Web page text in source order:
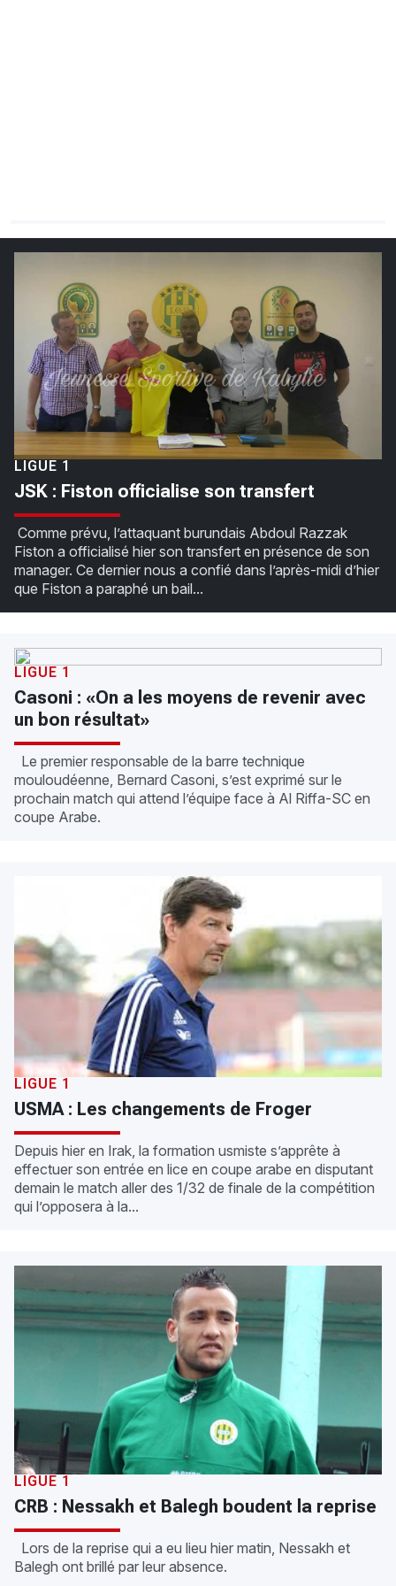
LIGUE 1
JSK : Fiston officialise son transfert
Comme prévu, l’attaquant burundais Abdoul Razzak
Fiston a officialisé hier son transfert en présence de son
manager. Ce dernier nous a confié dans l’après-midi d’hier
que Fiston a paraphé un bail...
LIGUE 1
Casoni : «On a les moyens de revenir avec
un bon résultat»
Le premier responsable de la barre technique
mouloudéenne, Bernard Casoni, s’est exprimé sur le
prochain match qui attend l’équipe face à Al Riffa-SC en
coupe Arabe.
LIGUE 1
USMA : Les changements de Froger
Depuis hier en Irak, la formation usmiste s’apprête à
effectuer son entrée en lice en coupe arabe en disputant
demain le match aller des 1/32 de finale de la compétition
qui l’opposera à la...
LIGUE 1
CRB : Nessakh et Balegh boudent la reprise
Lors de la reprise qui a eu lieu hier matin, Nessakh et
Balegh ont brillé par leur absence.